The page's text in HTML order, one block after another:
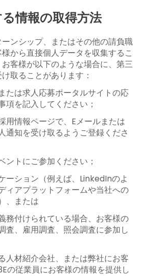
情報の取得方法
ンシップ、またはその他の請負職
から直接個人データを収集するこ
客様が以下のような場合に、第三
取ることがあります：
たは求人応募ポータルサイトの応
項を記入してください；
用情報ページで、Eメールまたは
通知を受け取るようご登録くださ
ントにご参加ください；
ーション（例えば、LinkedInのよ
ィアプラットフォームや当社への
、または
務付けられている場合、お客様の
査、雇用調査、照会調査に参加し
人材紹介会社、または弊社にお客
の従業員にお客様の情報を提供し